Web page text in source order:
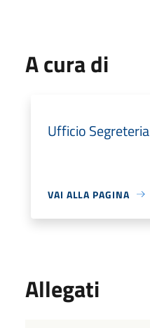
A cura di
Ufficio Segreteria
VAI ALLA PAGINA
Allegati